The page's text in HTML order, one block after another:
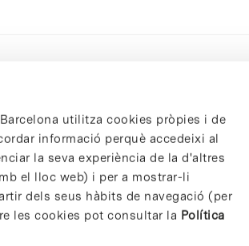
utilitza cookies pròpies i de
informació perquè accedeixi al
la seva experiència de la d'altres
el lloc web) i per a mostrar-li
dels seus hàbits de navegació (per
les cookies pot consultar la Política